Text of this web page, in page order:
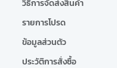
วิธีการจัดส่งสินค้า
รายการโปรด
ข้อมูลส่วนตัว
ประวัติการสั่งซื้อ